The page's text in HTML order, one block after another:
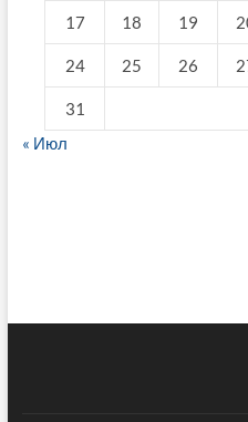
17 18 19
24 25 26
31
« Июл